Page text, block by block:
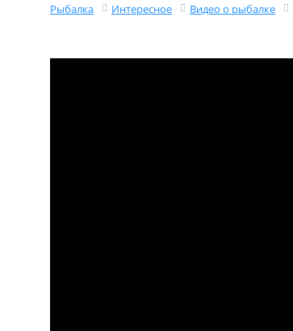
Рыбалка Интересное Видео о рыбалке